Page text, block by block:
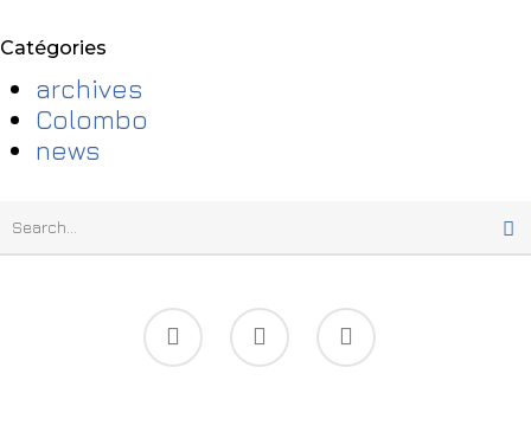
Catégories
archives
Colombo
news